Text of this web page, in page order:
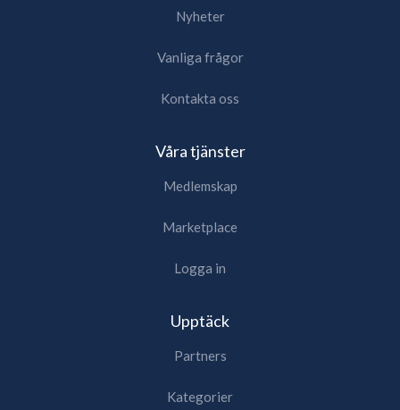
Nyheter
Vanliga frågor
Kontakta oss
Våra tjänster
Medlemskap
Marketplace
Logga in
Upptäck
Partners
Kategorier